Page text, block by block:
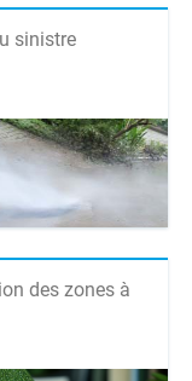
sinistre
des zones à